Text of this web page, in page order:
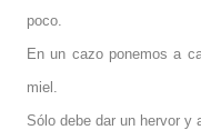
poco.
En un cazo ponemos a
miel.
Sólo debe dar un hervor y